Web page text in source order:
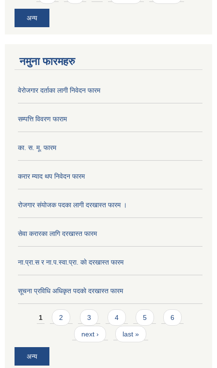
अन्य
नमुना फारमहरु
वेरोजगार दर्ताका लागी निवेदन फारम
सम्पत्ति विवरण फाराम
का. स. मू. फारम
करार म्याद थप निवेदन फारम
रोजगार संयोजक पदका लागी दरखास्त फारम ।
सेवा करारका लागि दरखास्त फारम
ना‍.प्रा.स र ना.प.स्वा.प्रा. काे दरखास्त फारम
सूचना प्रविधि अधिकृत पदकाे दरखास्त फारम
Pages
1 2 3 4 5 6
next › last »
अन्य